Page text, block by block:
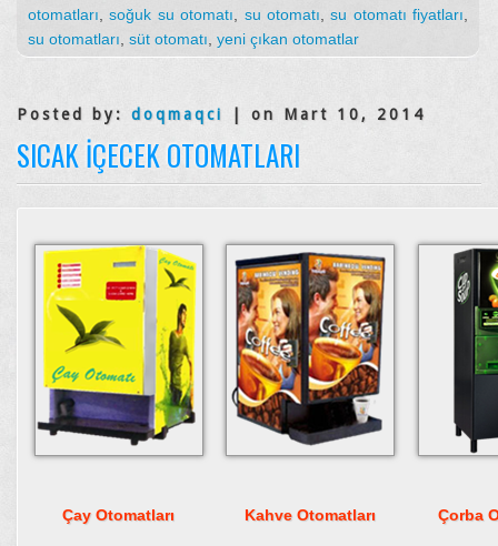
otomatları ,soğuk su otomatı su otomatı ,su otomatı fiyatları
su otomatları süt otomatı yeni çıkan otomatlar
Posted by: doqmaqci | on Mart 10, 2014
SICAK İÇECEK OTOMATLARI
Çay Otomatları Kahve Otomatları Çorba